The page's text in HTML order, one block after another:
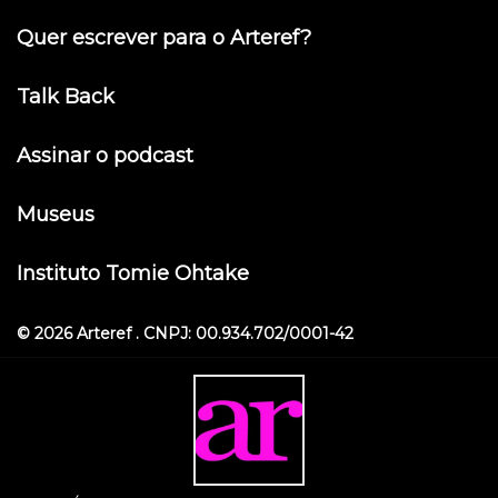
Quer escrever para o Arteref?
Talk Back
Assinar o podcast
Museus
Instituto Tomie Ohtake
© 2026 Arteref . CNPJ: 00.934.702/0001-42